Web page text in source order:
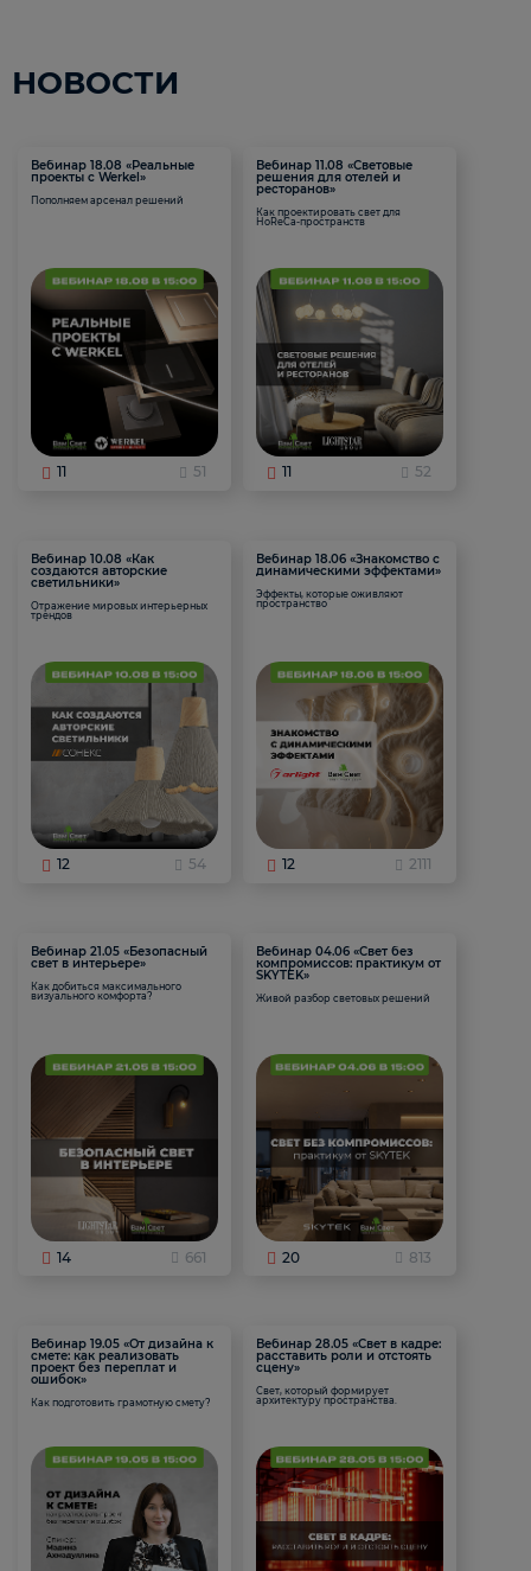
НОВОСТИ
Вебинар 18.08 «Реальные
проекты с Werkel»
Пополняем арсенал решений
11 51
Вебинар 11.08 «Световые
решения для отелей и
ресторанов»
Как проектировать свет для
HoReCa-пространств
11 52
Вебинар 10.08 «Как
создаются авторские
светильники»
Отражение мировых интерьерных
трендов
12 54
Вебинар 18.06 «Знакомство с
динамическими эффектами»
Эффекты, которые оживляют
пространство
12 2111
Вебинар 21.05 «Безопасный
свет в интерьере»
Как добиться максимального
визуального комфорта?
14 661
Вебинар 04.06 «Свет без
компромиссов: практикум от
SKYTEK»
Живой разбор световых решений
20 813
Вебинар 19.05 «От дизайна к
смете: как реализовать
проект без переплат и
ошибок»
Как подготовить грамотную смету?
Вебинар 28.05 «Свет в кадре:
расставить роли и отстоять
сцену»
Свет, который формирует
архитектуру пространства.